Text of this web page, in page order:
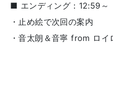
■ エンディング：12:59～
・止め絵で次回の案内
・音太朗＆音寧 from ロイ